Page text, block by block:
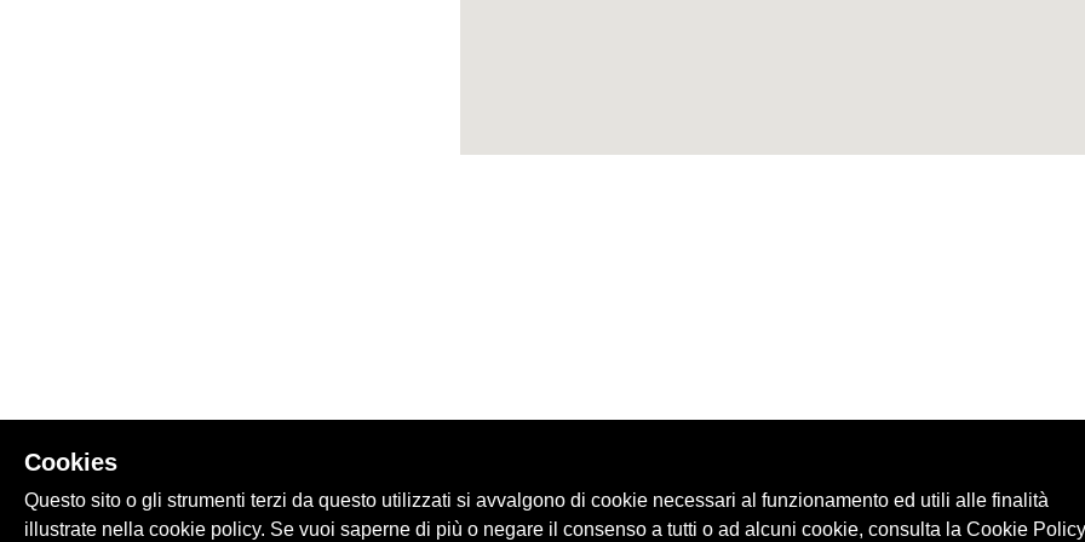
Cookies
Questo sito o gli strumenti terzi da questo utilizzati si avvalgono di cookie necessari al funzionamento ed utili alle finalità
illustrate nella cookie policy. Se vuoi saperne di più o negare il consenso a tutti o ad alcuni cookie, consulta la Cookie